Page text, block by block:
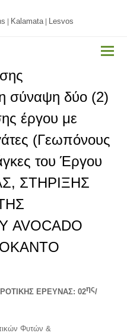
Kalamata| Lesvos
σύναψη δύο (2)
έργου με
(Γεωπόνους
του Έργου
ΣΤΗΡΙΞΗΣ
AVOCADO
ΕΡΕΥΝΑΣ: 02ης/
Φυτών &